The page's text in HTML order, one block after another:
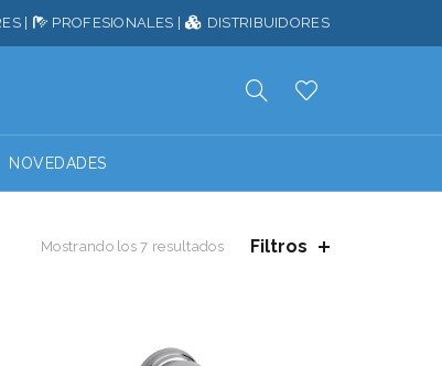
| PROFESIONALES DISTRIBUIDORES
NOVEDADES
Mostrando los 7 resultados Filtros